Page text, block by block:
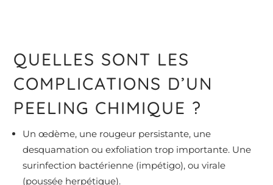
QUELLES SONT LES
COMPLICATIONS D’UN
PEELING CHIMIQUE ?
Un œdème, une rougeur persistante, une
desquamation ou exfoliation trop importante. Une
surinfection bactérienne (impétigo), ou virale
(poussée herpétique).